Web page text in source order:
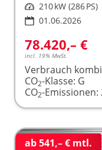
Leistung 210 kW (286 PS)
01.06.2026
78.420,– €
incl. 19% MwSt.
Verbrauch
CO2-Klasse: G
CO2-Emissionen:
ab 541,– € mtl.